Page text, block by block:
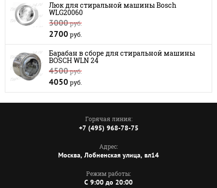
Люк для стиральной машины Bosch
WLG20060
3000руб.
2700 руб.
Барабан в сборе для стиральной машины
BOSCH WLN 24
4500руб.
4050 руб.
Горячая линия:
+7 (495) 968-78-75
Адрес:
Москва, Лобненская улица, вл14
Режим работы:
C 9:00 до 20:00